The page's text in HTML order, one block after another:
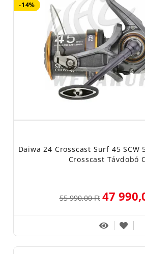
-14%
Daiwa 24 Crosscast Surf 45 SCW
Crosscast Távdobó
55 990,00 Ft 47